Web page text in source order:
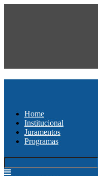
Home
Institucional
Juramentos
Programas